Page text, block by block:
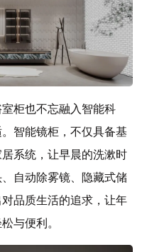
柜也不忘融入智能科
智能镜柜，不仅具备基
系统，让早晨的洗漱时
自动除雾镜、隐藏式储
品质生活的追求，让年
与便利。